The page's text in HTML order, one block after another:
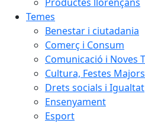
Temes
Benestar i ciutadania
Comerç i Consum
Comunicació i Noves
Cultura, Festes
Drets socials i Igualtat
Ensenyament
Esport